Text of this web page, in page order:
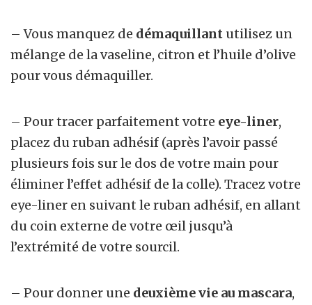
– Vous manquez de démaquillant utilisez un
mélange de la vaseline, citron et l’huile d’olive
pour vous démaquiller.
– Pour tracer parfaitement votre eye-liner,
placez du ruban adhésif (après l’avoir passé
plusieurs fois sur le dos de votre main pour
éliminer l’effet adhésif de la colle). Tracez votre
eye-liner en suivant le ruban adhésif, en allant
du coin externe de votre œil jusqu’à
l’extrémité de votre sourcil.
– Pour donner une deuxième vie au mascara,